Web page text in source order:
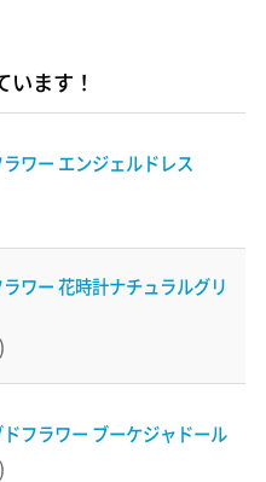
ます！
ワー エンジェルドレス
ワー 花時計ナチュラルグリ
フラワー ブーケジャドール